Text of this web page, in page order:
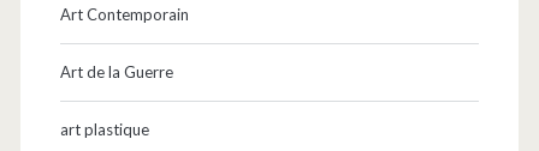
Art Contemporain
Art de la Guerre
art plastique